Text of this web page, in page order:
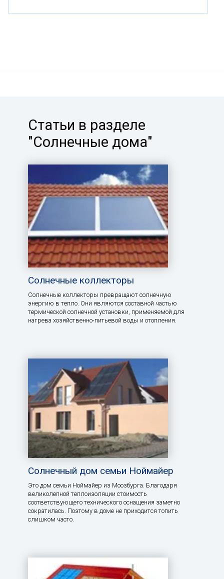
Статьи в разделе
"Солнечные дома"
Солнечные коллекторы
Солнечные коллекторы превращают солнечную
энергию в тепло. Они являются составной частью
термической солнечной установки, применяемой для
нагрева хозяйственно-питьевой воды и отопления.
Солнечный дом семьи Ноймайер
Это дом семьи Ноймайер из Моозбурга. Благодаря
великолепной теплоизоляции стоимость
соответствующего технического оснащения заметно
сократилась. Поэтому в доме не приходится топить
слишком часто.